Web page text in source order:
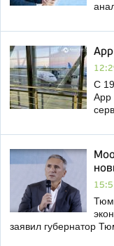
С
App
заявил губернатор